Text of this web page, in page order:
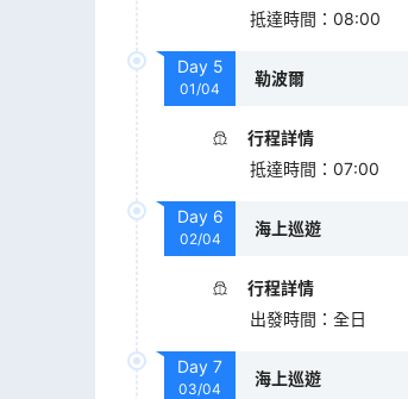
抵達時間 ： 08:00
Day 5
01/04
勒波爾
行程詳情
抵達時間 ： 07:00
Day 6
02/04
海上巡遊
行程詳情
出發時間 ： 全日
Day 7
03/04
海上巡遊